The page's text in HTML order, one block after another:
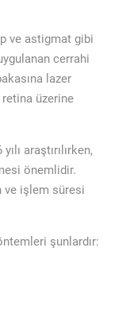
ve astigmat gibi
cerrahi
lazer
üzerine
araştırılırken,
önemlidir.
ve işlem süresi
şunlardır: